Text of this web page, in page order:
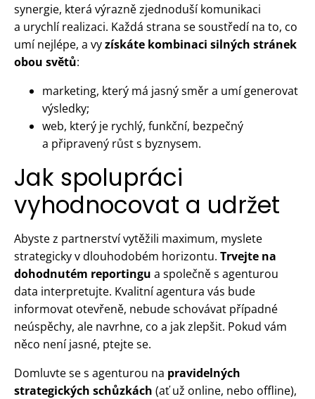
synergie, která výrazně zjednoduší komunikaci
a urychlí realizaci. Každá strana se soustředí na to, co
umí nejlépe, a vyzískáte kombinaci silných stránek
obou světů:
marketing, který má jasný směr a umí generovat
výsledky;
web, který je rychlý, funkční, bezpečný
a připravený růst s byznysem.
Jak spolupráci
vyhodnocovat a udržet
Abyste z partnerství vytěžili maximum, myslete
strategicky v dlouhodobém horizontu. Trvejte na
dohodnutém reportingu a společně s agenturou
data interpretujte. Kvalitní agentura vás bude
informovat otevřeně, nebude schovávat případné
neúspěchy, ale navrhne, co a jak zlepšit. Pokud vám
něco není jasné, ptejte se.
Domluvte se s agenturou na pravidelných
strategických schůzkách (ať už online, nebo offline),